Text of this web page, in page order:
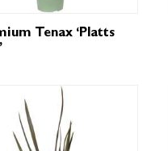
Tenax ‘Platts